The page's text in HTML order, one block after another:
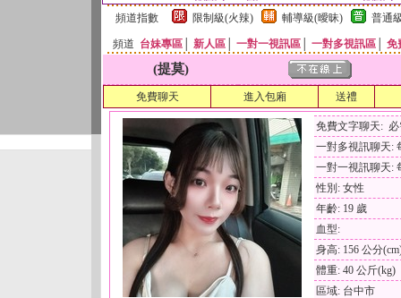
頻道指數
限制級(火辣) 輔導級(曖昧) 普通
頻道 台妹專區 新人區 一對一視訊區 一對多視訊區 免
(提莫)
免費聊天 進入包廂 送禮
免費文字聊天:
一對多視訊聊天:
一對一視訊聊天:
性別: 女性
年齡: 19 歲
血型:
身高: 156 公分
體重: 40 公斤(kg)
區域: 台中市